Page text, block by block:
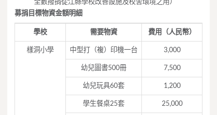
全數撥捐從江縣學校改善設施及校舍環境之用）
募捐目標物資金額明細
學校 需要物資 費用（人民幣）
樣洞小學 中型打（複）印機一台 3,000
幼兒圖書500冊 7,500
幼兒玩具60套 1,200
學生餐桌25套 25,000